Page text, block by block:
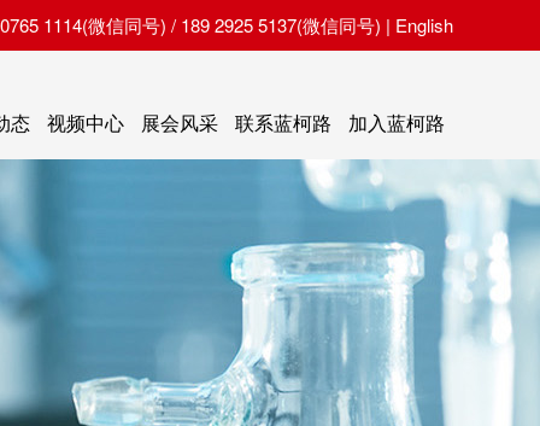
1114(微信同号) / 189 2925 5137(微信同号) | English
态 视频中心 展会风采 联系蓝柯路 加入蓝柯路